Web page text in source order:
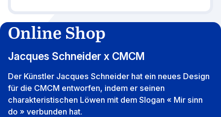
Online Shop
Jacques Schneider x CMCM
Der Künstler Jacques Schneider hat ein neues Design
für die CMCM entworfen, indem er seinen
charakteristischen Löwen mit dem Slogan « Mir sinn
do » verbunden hat.